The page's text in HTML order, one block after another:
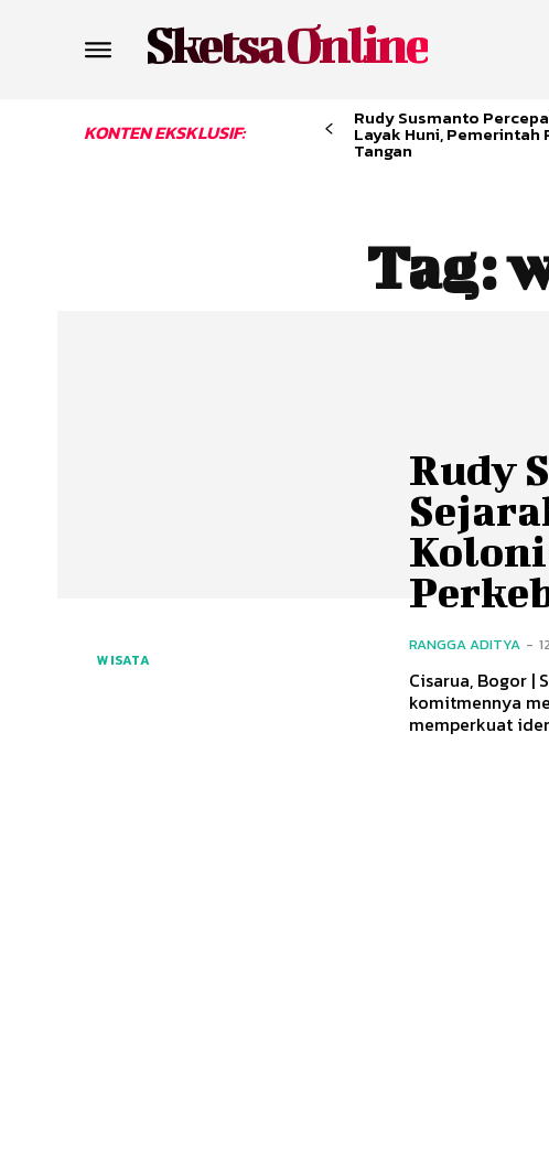
Sketsa Online
KONTEN EKSKLUSIF:
Rudy Susmanto
Layak Huni, Pemerintah
Tangan
Tag:
WISATA
Rudy
RANGGA ADITYA -
Cisarua, Bogor |
komitmennya
memperkuat